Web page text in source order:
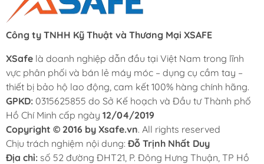
Công ty TNHH Kỹ Thuật và Thương Mại XSAFE
XSafe là doanh nghiệp dẫn đầu tại Việt Nam trong lĩnh
vực phân phối và bán lẻ máy móc – dụng cụ cầm tay –
thiết bị bảo hộ lao động, cam kết 100% hàng chính hãng.
GPKD: 0315625855 do Sở Kế hoạch và Đầu tư Thành phố
Hồ Chí Minh cấp ngày 12/04/2019
Copyright © 2016 by Xsafe.vn. All rights reserved
Chịu trách nghiệm nội dung: Đỗ Trịnh Nhất Duy
Địa chỉ: số 52 đường ĐHT21, P. Đông Hưng Thuận, TP Hồ